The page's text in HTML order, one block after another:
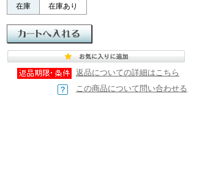
在庫 在庫あり
返品についての詳細はこちら
この商品について問い合わせる